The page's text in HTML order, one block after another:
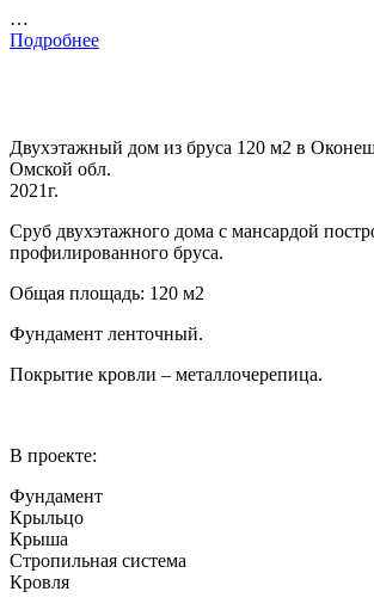
…
Подробнее
Двухэтажный дом из бруса 120 м2 в
Омской обл.
2021г.
Сруб двухэтажного дома с мансардой
профилированного бруса.
Общая площадь: 120 м2
Фундамент ленточный.
Покрытие кровли – металлочерепица.
В проекте:
Фундамент
Крыльцо
Крыша
Стропильная система
Кровля